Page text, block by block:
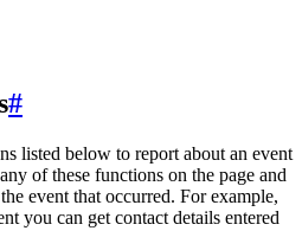
#
listed below to report about an event
of these functions on the page and
event that occurred. For example,
you can get contact details entered